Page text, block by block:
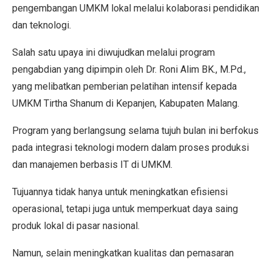
pengembangan UMKM lokal melalui kolaborasi pendidikan
dan teknologi.
Salah satu upaya ini diwujudkan melalui program
pengabdian yang dipimpin oleh Dr. Roni Alim BK., M.Pd.,
yang melibatkan pemberian pelatihan intensif kepada
UMKM Tirtha Shanum di Kepanjen, Kabupaten Malang.
Program yang berlangsung selama tujuh bulan ini berfokus
pada integrasi teknologi modern dalam proses produksi
dan manajemen berbasis IT di UMKM.
Tujuannya tidak hanya untuk meningkatkan efisiensi
operasional, tetapi juga untuk memperkuat daya saing
produk lokal di pasar nasional.
Namun, selain meningkatkan kualitas dan pemasaran